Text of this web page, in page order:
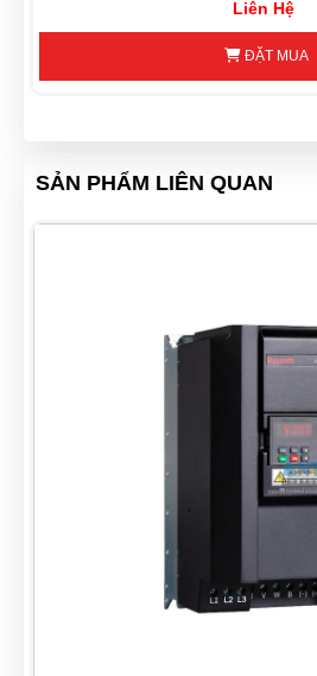
Liên Hệ
ĐẶT MUA
SẢN PHẨM LIÊN QUAN